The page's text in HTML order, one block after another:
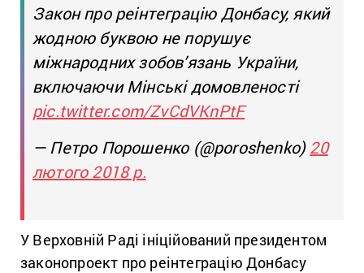
Закон про реінтеграцію Донбасу, який
жодною буквою не порушує
міжнародних зобов’язань України,
включаючи Мінські домовленості
pic.twitter.com/ZvCdVKnPtF
— Петро Порошенко (@poroshenko)20
лютого 2018 р.
У Верховній Раді ініційований президентом
законопроект про реінтеграцію Донбасу